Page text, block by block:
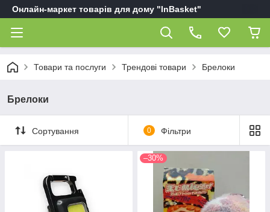
Онлайн-маркет товарів для дому "InBasket"
Товари та послуги Трендові товари Брелоки
Брелоки
Сортування 0 Фільтри
–30%